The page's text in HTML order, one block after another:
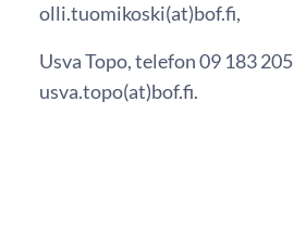
olli.tuomikoski(at)bof.fi,
Usva Topo, telefon 09 183
usva.topo(at)bof.fi.